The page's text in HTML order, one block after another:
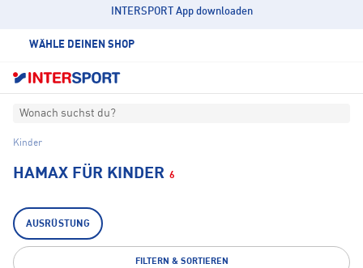
INTERSPORT App downloaden
WÄHLE DEINEN SHOP
Wonach suchst du?
Kinder
HAMAX FÜR KINDER 6
AUSRÜSTUNG
FILTERN & SORTIEREN